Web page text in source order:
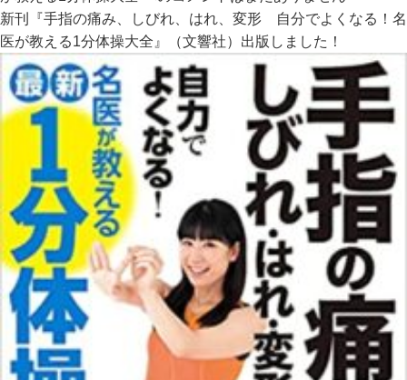
新刊『手指の痛み、しびれ、はれ、変形 自分でよくなる！名
医が教える1分体操大全』（文響社）出版しました！